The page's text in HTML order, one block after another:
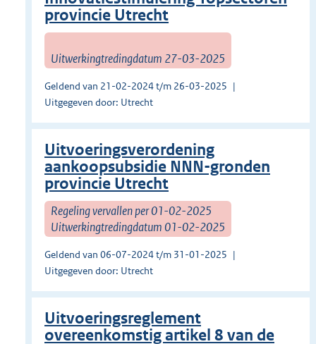
provincie Utrecht
Uitwerkingtredingdatum 27-03-2025
Geldend van 21-02-2024 t/m 26-03-2025
Uitgegeven door: Utrecht
Uitvoeringsverordening
aankoopsubsidie NNN-gronden
provincie Utrecht
Regeling vervallen per 01-02-2025
Uitwerkingtredingdatum 01-02-2025
Geldend van 06-07-2024 t/m 31-01-2025
Uitgegeven door: Utrecht
Uitvoeringsreglement
overeenkomstig artikel 8 van de